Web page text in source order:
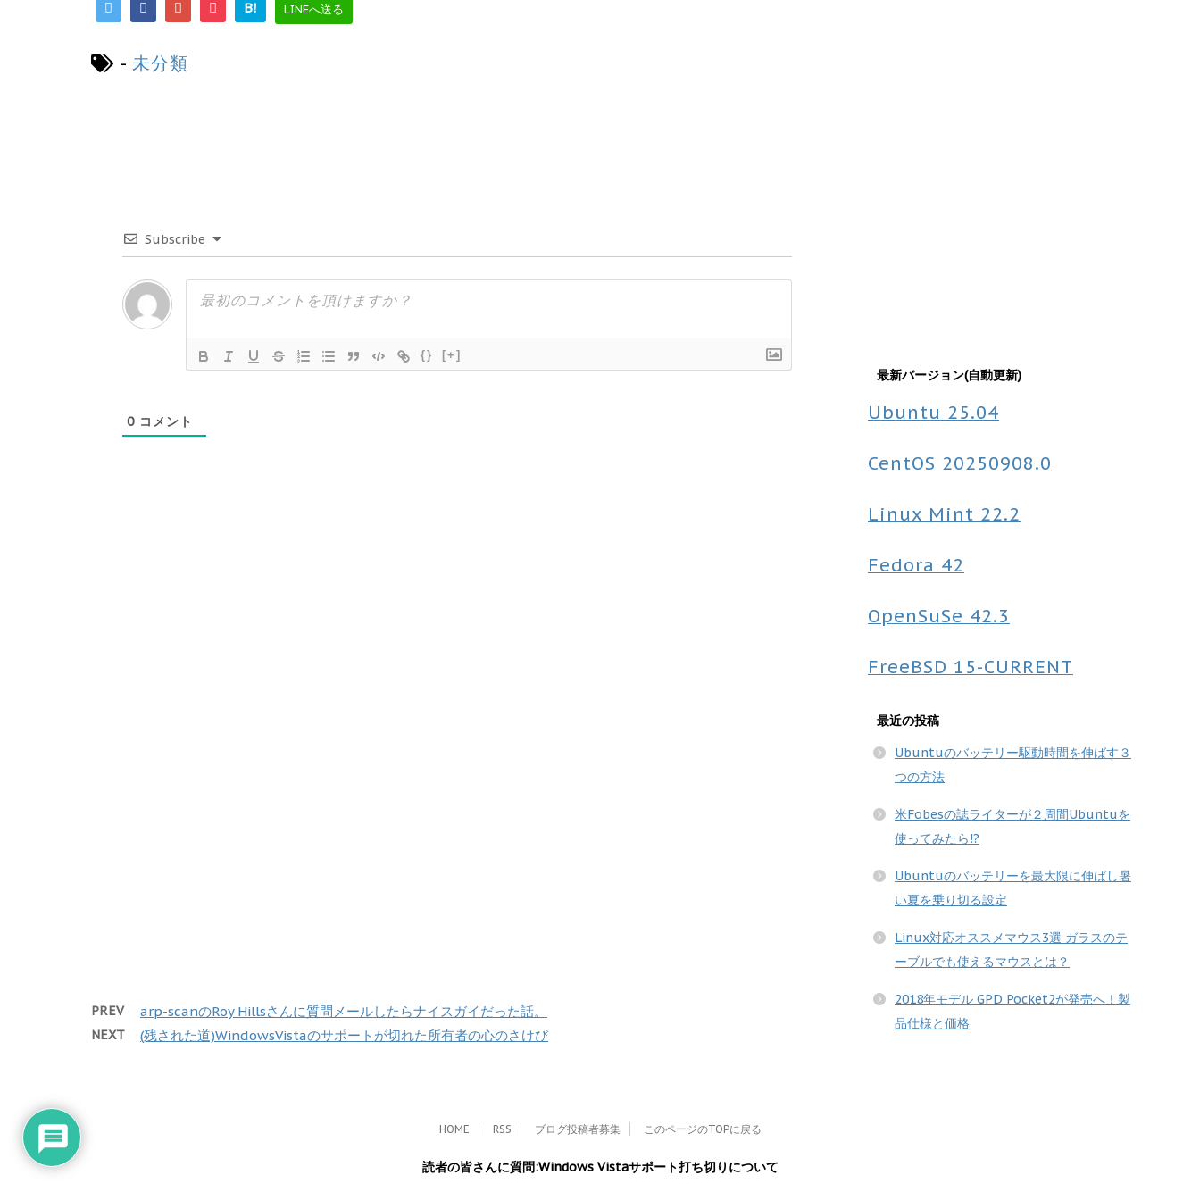
B! LINEへ送る
- 未分類
Subscribe
{} [+]
0 コメント
PREV arp-scanのRoy Hillsさんに質問メールしたらナイスガイだった話。
NEXT (残された道)WindowsVistaのサポートが切れた所有者の心のさけび
最新バージョン(自動更新)
Ubuntu 25.04
CentOS 20250908.0
Linux Mint 22.2
Fedora 42
OpenSuSe 42.3
FreeBSD 15-CURRENT
最近の投稿
Ubuntuのバッテリー駆動時間を伸ばす３
つの方法
米Fobesの誌ライターが２周間Ubuntuを
使ってみたら!?
Ubuntuのバッテリーを最大限に伸ばし暑
い夏を乗り切る設定
Linux対応オススメマウス3選 ガラスのテ
ーブルでも使えるマウスとは？
2018年モデル GPD Pocket2が発売へ！製
品仕様と価格
HOME RSS ブログ投稿者募集 このページのTOPに戻る
読者の皆さんに質問:Windows Vistaサポート打ち切りについて